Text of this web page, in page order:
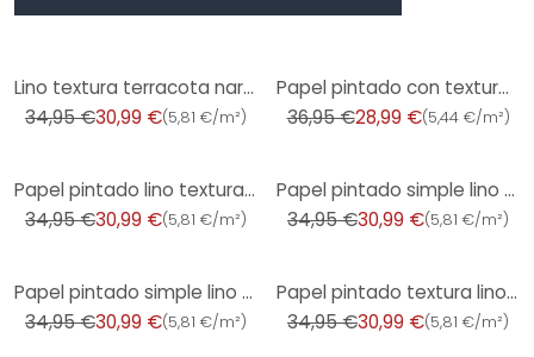
Lino textura terracota naranja - Papel pintado no tejido textil mate
34,95 €30,99 €(5,81 €/m²)
Papel pintado con textura en yeso blanco beige - Papel pintado no tejido moderno monocolor
36,95 €28,99 €(5,44 €/m²)
Papel pintado lino texturado marrón beige - Papel pintado no tejido texturado mate color natural
34,95 €30,99 €(5,81 €/m²)
Papel pintado simple lino beige crema - Papel pintado no tejido color liso textura mate
34,95 €30,99 €(5,81 €/m²)
Papel pintado simple lino gris claro beige - Papel pintado no tejido liso textura mate
34,95 €30,99 €(5,81 €/m²)
Papel pintado textura lino rosa lila - Papel pintado no tejido tejido mate discreto
34,95 €30,99 €(5,81 €/m²)